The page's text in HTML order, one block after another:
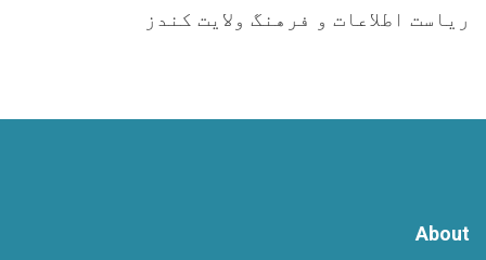
ریاست اطلاعات و فرهنگ ولایت کندز
About